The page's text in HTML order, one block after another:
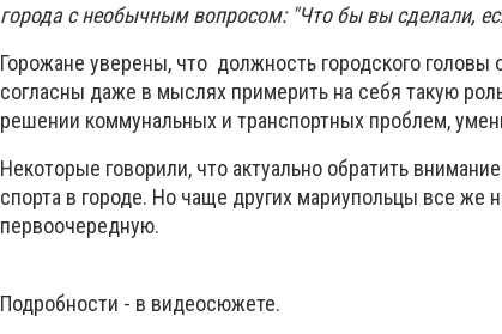
города с необычным вопросом: "Что бы вы сделали,
Горожане уверены, что должность городского
согласны даже в мыслях примерить на себя такую
решении коммунальных и транспортных проблем,
Некоторые говорили, что актуально обратить
спорта в городе. Но чаще других мариупольцы все же
первоочередную.
Подробности - в видеосюжете.